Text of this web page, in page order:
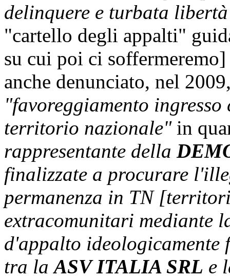
delinquere e turbata
"cartello degli appalti"
su cui poi ci
anche denunciato, nel
"favoreggiamento
territorio nazionale"in
rappresentante della
finalizzate a procurare
permanenza in TN
extracomunitari mediante
d'appalto ideologicamente
tra laASV ITALIA SRL e